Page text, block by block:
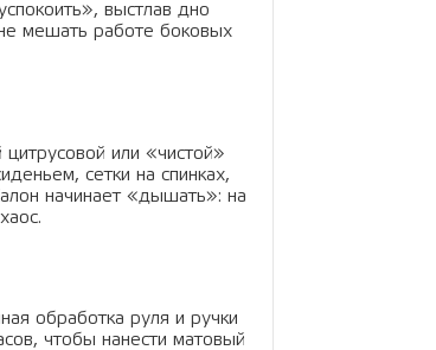
выстлав дно
мешать работе боковых
или «чистой»
сетки на спинках,
начинает «дышать»: на
обработка руля и ручки
чтобы нанести матовый